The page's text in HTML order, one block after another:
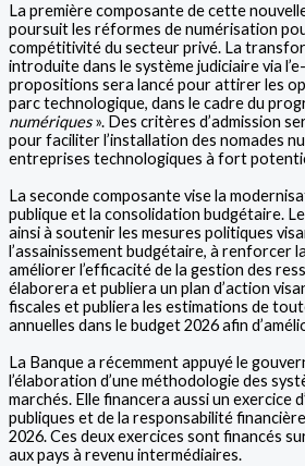
La première composante de cette
poursuit les réformes de numérisation
compétitivité du secteur privé. La
introduite dans le système judiciaire via
propositions sera lancé pour attirer les
parc technologique, dans le cadre du
numériques». Des critères d’admission
pour faciliter l’installation des nomades
entreprises technologiques à fort
La seconde composante vise la
publique et la consolidation budgétaire.
ainsi à soutenir les mesures politiques
l’assainissement budgétaire, à renforcer
améliorer l’efficacité de la gestion des
élaborera et publiera un plan d’action
fiscales et publiera les estimations de
annuelles dans le budget 2026 afin
La Banque a récemment appuyé le
l’élaboration d’une méthodologie des
marchés. Elle financera aussi un exercice
publiques et de la responsabilité
2026. Ces deux exercices sont financés
aux pays à revenu intermédiaires.